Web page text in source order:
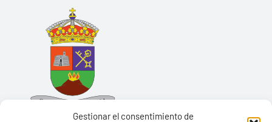
Gestionar el consentimiento de